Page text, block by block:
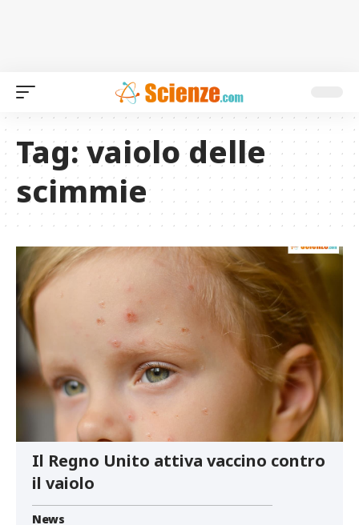
Tag:vaiolo delle
scimmie
Il Regno Unito attiva vaccino contro
il vaiolo
News